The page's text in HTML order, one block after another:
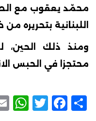
محمّد يعقوب مع
اللبنانية بتحريره
ومنذ ذلك الحين،
محتجزا في الحبس
Share